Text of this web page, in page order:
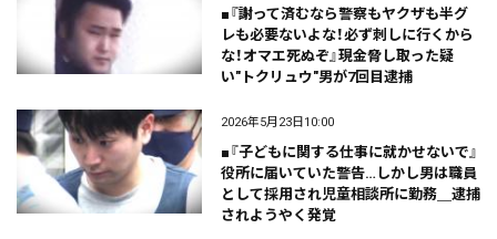
■『謝って済むなら警察もヤクザも半グ
レも必要ないよな！必ず刺しに行くから
な！オマエ死ぬぞ』現金脅し取った疑
い"トクリュウ"男が7回目逮捕
2026年5月23日10:00
■『子どもに関する仕事に就かせないで』
役所に届いていた警告…しかし男は職員
として採用され児童相談所に勤務＿逮捕
されようやく発覚